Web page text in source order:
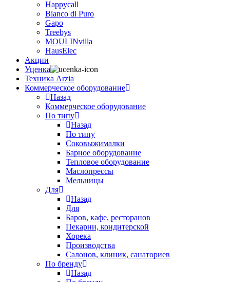
Happycall
Bianco di Puro
Gapo
Treebys
MOULINvilla
HausElec
Акции
Уценка
Техника Arzia
Коммерческое оборудование
Назад
Коммерческое оборудование
По типу
Назад
По типу
Соковыжималки
Барное оборудование
Тепловое оборудование
Маслопрессы
Мельницы
Для
Назад
Для
Баров, кафе, ресторанов
Пекарни, кондитерской
Хорека
Производства
Салонов, клиник, санаториев
По бренду
Назад